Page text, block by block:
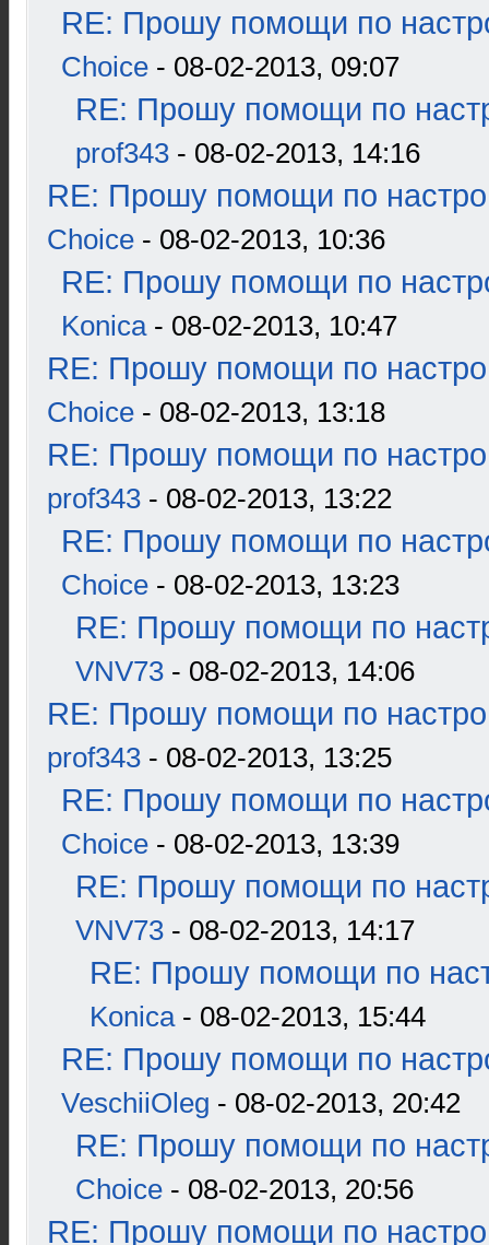
RE: Прошу помощи по
Choice - 08-02-2013, 09:07
RE: Прошу помощи по
prof343 - 08-02-2013, 14:16
RE: Прошу помощи по
Choice - 08-02-2013, 10:36
RE: Прошу помощи по
Konica- 08-02-2013, 10:47
RE: Прошу помощи по
Choice - 08-02-2013, 13:18
RE: Прошу помощи по
prof343 - 08-02-2013, 13:22
RE: Прошу помощи по
Choice - 08-02-2013, 13:23
RE: Прошу помощи по
VNV73 - 08-02-2013, 14:06
RE: Прошу помощи по
prof343 - 08-02-2013, 13:25
RE: Прошу помощи по
Choice - 08-02-2013, 13:39
RE: Прошу помощи по
VNV73 - 08-02-2013, 14:17
RE: Прошу помощи по
Konica- 08-02-2013, 15:44
RE: Прошу помощи по
VeschiiOleg - 08-02-2013, 20:42
RE: Прошу помощи по
Choice - 08-02-2013, 20:56
RE: Прошу помощи по